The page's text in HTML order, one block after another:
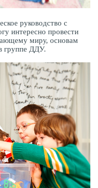
руководство с
интересно провести
миру, основам
группе ДДУ.